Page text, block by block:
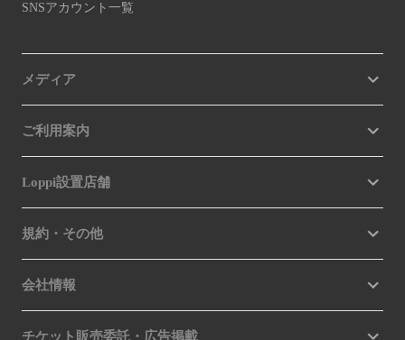
SNSアカウント一覧
メディア
ご利用案内
Loppi設置店舗
規約・その他
会社情報
チケット販売委託・広告掲載